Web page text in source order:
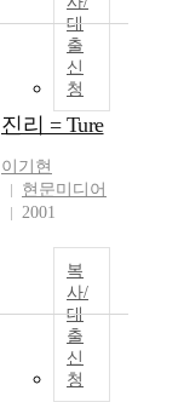
대
출
신
청
진리 = Ture
이기현
현문미디어
2001
복
사/
대
출
신
청